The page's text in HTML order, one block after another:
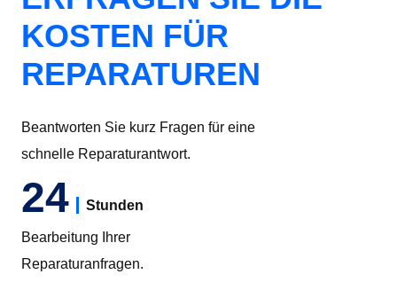
KOSTEN FÜR
REPARATUREN
Beantworten Sie kurz Fragen für eine
schnelle Reparaturantwort.
24 Stunden
Bearbeitung Ihrer
Reparaturanfragen.